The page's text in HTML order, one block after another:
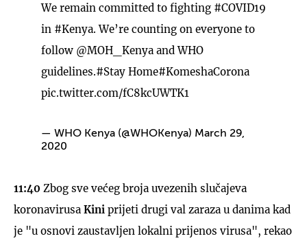
We remain committed to fighting #COVID19
in #Kenya. We’re counting on everyone to
follow @MOH_Kenya and WHO
guidelines.#Stay Home#KomeshaCorona
pic.twitter.com/fC8kcUWTK1
— WHO Kenya (@WHOKenya) March 29,
2020
11:40 Zbog sve većeg broja uvezenih slučajeva
koronavirusa Kini prijeti drugi val zaraza u danima kad
je "u osnovi zaustavljen lokalni prijenos virusa", rekao